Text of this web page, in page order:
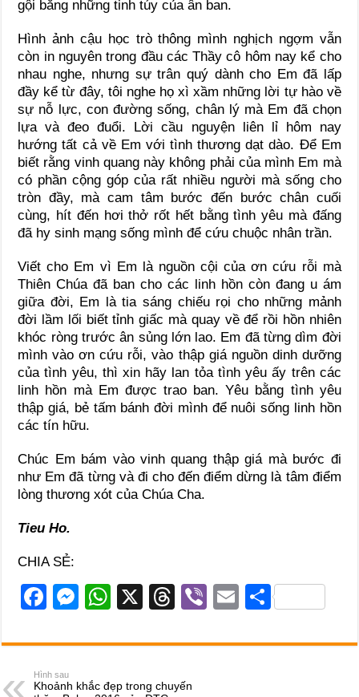
gội bằng những tinh túy của ân ban.
Hình ảnh cậu học trò thông mình nghịch ngợm vẫn
còn in nguyên trong đầu các Thầy cô hôm nay kể cho
nhau nghe, nhưng sự trân quý dành cho Em đã lấp
đầy kể từ đây, tôi nghe họ xì xầm những lời tự hào về
sự nỗ lực, con đường sống, chân lý mà Em đã chọn
lựa và đeo đuổi. Lời cầu nguyện liên lỉ hôm nay
hướng tất cả về Em với tình thương dạt dào. Để Em
biết rằng vinh quang này không phải của mình Em mà
có phần cộng góp của rất nhiều người mà sống cho
tròn đầy, mà cam tâm bước đến bước chân cuối
cùng, hít đến hơi thở rốt hết bằng tình yêu mà đấng
đã hy sinh mạng sống mình để cứu chuộc nhân trần.
Viết cho Em vì Em là nguồn cội của ơn cứu rỗi mà
Thiên Chúa đã ban cho các linh hồn còn đang u ám
giữa đời, Em là tia sáng chiếu rọi cho những mảnh
đời lầm lối biết tỉnh giấc mà quay về để rồi hồn nhiên
khóc ròng trước ân sủng lớn lao. Em đã từng dìm đời
mình vào ơn cứu rỗi, vào thập giá nguồn dinh dưỡng
của tình yêu, thì xin hãy lan tỏa tình yêu ấy trên các
linh hồn mà Em được trao ban. Yêu bằng tình yêu
thập giá, bẻ tấm bánh đời mình để nuôi sống linh hồn
các tín hữu.
Chúc Em bám vào vinh quang thập giá mà bước đi
như Em đã từng và đi cho đến điểm dừng là tâm điểm
lòng thương xót của Chúa Cha.
Tieu Ho.
CHIA SẺ:
F
c
e
M
ss
e
W
at
X
T
e
a
Vi
er
E
ail
S
ar
Hình sau
Khoảnh khắc đẹp trong chuyến